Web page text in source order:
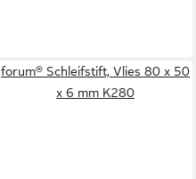
forum® Schleifstift, Vlies 80 x 50
x 6 mm K280